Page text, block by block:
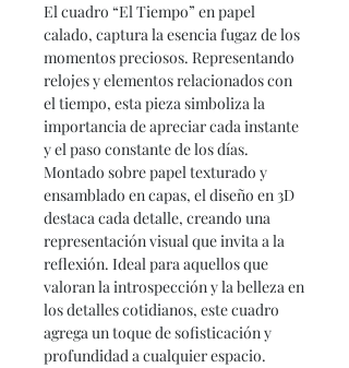
El cuadro “El Tiempo” en papel
calado, captura la esencia fugaz de los
momentos preciosos. Representando
relojes y elementos relacionados con
el tiempo, esta pieza simboliza la
importancia de apreciar cada instante
y el paso constante de los días.
Montado sobre papel texturado y
ensamblado en capas, el diseño en 3D
destaca cada detalle, creando una
representación visual que invita a la
reflexión. Ideal para aquellos que
valoran la introspección y la belleza en
los detalles cotidianos, este cuadro
agrega un toque de sofisticación y
profundidad a cualquier espacio.